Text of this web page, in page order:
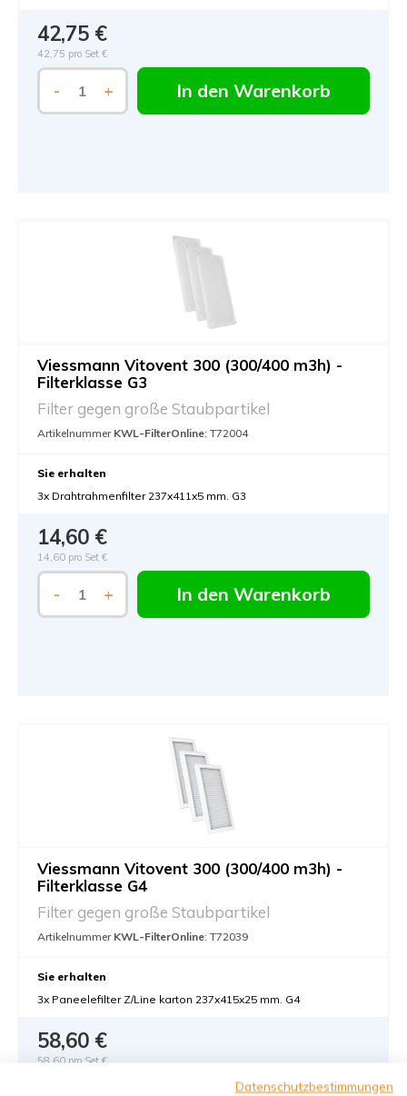
42,75 €
42,75 pro Set €
- + In den Warenkorb
Viessmann Vitovent 300 (300/400 m3h) -
Filterklasse G3
Filter gegen große Staubpartikel
Artikelnummer KWL-FilterOnline: T72004
Sie erhalten
3x Drahtrahmenfilter 237x411x5 mm. G3
14,60 €
14,60 pro Set €
- + In den Warenkorb
Viessmann Vitovent 300 (300/400 m3h) -
Filterklasse G4
Filter gegen große Staubpartikel
Artikelnummer KWL-FilterOnline: T72039
Sie erhalten
3x Paneelefilter Z/Line karton 237x415x25 mm. G4
58,60 €
58,60 pro Set €
Datenschutzbestimmungen